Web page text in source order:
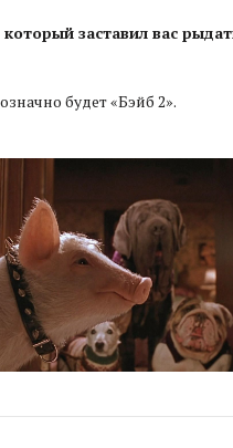
заставил вас
будет «Бэйб 2».